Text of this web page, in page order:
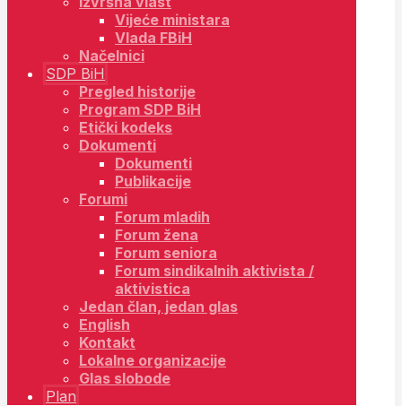
Vijeće ministara
Vlada FBiH
Načelnici
SDP BiH
Pregled historije
Program SDP BiH
Etički kodeks
Dokumenti
Dokumenti
Publikacije
Forumi
Forum mladih
Forum žena
Forum seniora
Forum sindikalnih aktivista /
aktivistica
Jedan član, jedan glas
English
Kontakt
Lokalne organizacije
Glas slobode
Plan